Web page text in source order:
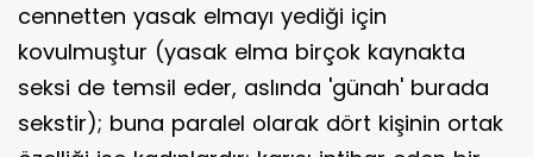
cennetten yasak elmayı yediği için
kovulmuştur (yasak elma birçok kaynakta
seksi de temsil eder, aslında 'günah' burada
sekstir); buna paralel olarak dört kişinin ortak